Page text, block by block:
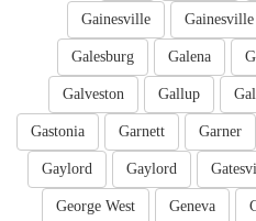
Gainesville
Gainesville
Galena
Galesburg
Gallup
Galveston
Garner
Garnett
Gastonia
Gaylord
Gaylord
Geneva
George West